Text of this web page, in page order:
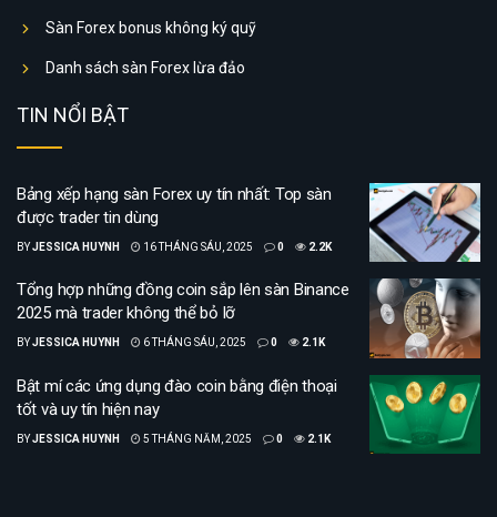
Sàn Forex bonus không ký quỹ
Danh sách sàn Forex lừa đảo
TIN NỔI BẬT
Bảng xếp hạng sàn Forex uy tín nhất: Top sàn
được trader tin dùng
BYJESSICA HUYNH 16 THÁNG SÁU, 2025 0 2.2K
Tổng hợp những đồng coin sắp lên sàn Binance
2025 mà trader không thể bỏ lỡ
BYJESSICA HUYNH 6 THÁNG SÁU, 2025 0 2.1K
Bật mí các ứng dụng đào coin bằng điện thoại
tốt và uy tín hiện nay
BYJESSICA HUYNH 5 THÁNG NĂM, 2025 0 2.1K